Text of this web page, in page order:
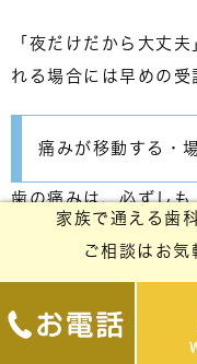
「夜だけだから大丈
れる場合には 早めの受
痛みが移動する・
歯の痛みは、必ずし
るとは限りません。
合には、周囲の歯や
「どの
ケース もあります。
家族で通える歯
ご相談はお気